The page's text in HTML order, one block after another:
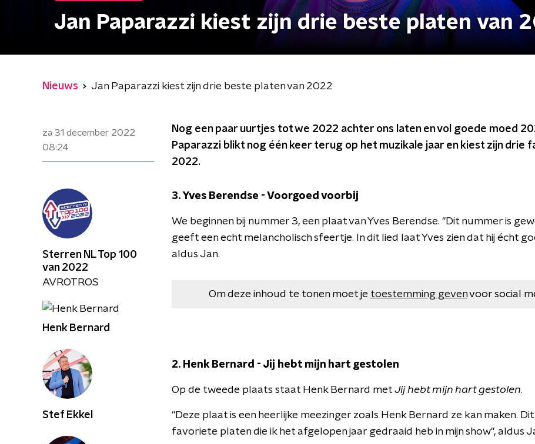
Jan Paparazzi kiest zijn drie beste platen van
Nieuws Jan Paparazzi kiest zijn drie beste platen van 2022
za 31 december 2022
08:24
Nog een paar uurtjes tot we 2022 achter ons laten en vol goede moed
Paparazzi blikt nog één keer terug op het muzikale jaar en kiest zijn drie
2022.
3. Yves Berendse - Voorgoed voorbij
We beginnen bij nummer 3, een plaat van Yves Berendse. "Dit nummer is
geeft een echt melancholisch sfeertje. In dit lied laat Yves zien dat hij écht
aldus Jan.
Om deze inhoud te tonen moet je toestemming gevenvoor social
2. Henk Bernard - Jij hebt mijn hart gestolen
Op de tweede plaats staat Henk Bernard met Jij hebt mijn hart gestolen.
"Deze plaat is een heerlijke meezinger zoals Henk Bernard ze kan maken. Dit
favoriete platen die ik het afgelopen jaar gedraaid heb in mijn show", aldus
Sterren NL Top 100
van 2022
AVROTROS
Henk Bernard
Stef Ekkel